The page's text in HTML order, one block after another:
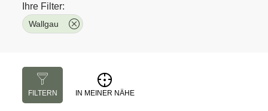
Ihre Filter:
Wallgau
FILTERN IN MEINER NÄHE